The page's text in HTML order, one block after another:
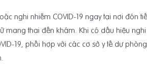
nghi nhiễm COVID-19 ngay tại nơi đón
thai đến khám. Khi có dấu hiệu
19, phối hợp với các cơ sở y tế dự